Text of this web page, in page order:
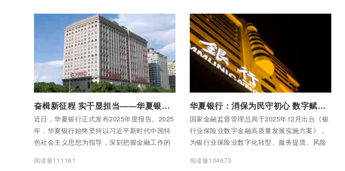
奋楫新征程 实干显担当——华夏银行2025年度报告发布
近日，华夏银行正式发布2025年度报告。2025
年，华夏银行始终坚持以习近平新时代中国特
色社会主义思想为指导，深刻把握金融工作的
营发展提升“十大行动”为关键抓手，深耕国家战
阅读量111161
华夏银行：消保为民守初心 数字赋能暖民生
国家金融监督管理总局于2025年12月出台《银
行业保险业数字金融高质量发展实施方案》，
为银行业保险业数字化转型、服务提质、风险
切实保障金融消费者合法权益。华夏银行始终
阅读量104673